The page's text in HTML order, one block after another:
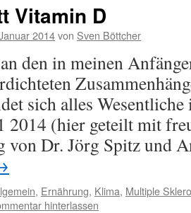
Vitamin D
2014von Sven Böttcher
den in meinen
sich alles
2014 (hier geteilt mit
von Dr. Jörg Spitz und
, Ernährung, Klima, Multiple
hinterlassen